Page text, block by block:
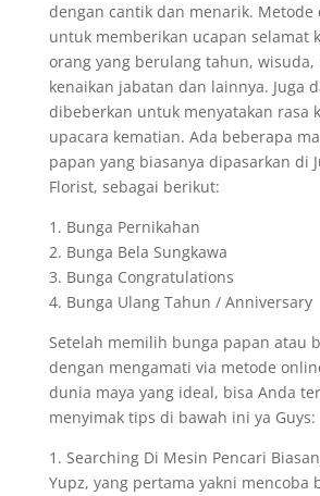
dengan cantik dan menarik. Metode
untuk memberikan ucapan selamat
orang yang berulang tahun, wisuda,
kenaikan jabatan dan lainnya. Juga
dibeberkan untuk menyatakan rasa
upacara kematian. Ada beberapa
papan yang biasanya dipasarkan di
Florist, sebagai berikut:
1. Bunga Pernikahan
2. Bunga Bela Sungkawa
3. Bunga Congratulations
4. Bunga Ulang Tahun / Anniversary
Setelah memilih bunga papan atau
dengan mengamati via metode
dunia maya yang ideal, bisa Anda
menyimak tips di bawah ini ya Guys:
1. Searching Di Mesin Pencari
Yupz, yang pertama yakni mencoba